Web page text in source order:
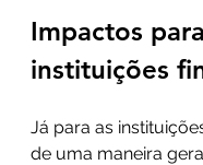
Impactos para
instituições
Já para as
de uma maneira